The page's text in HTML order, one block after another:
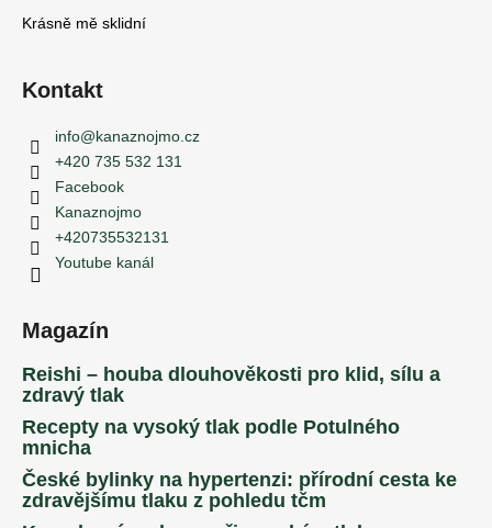
Krásně mě sklidní
Kontakt
info@kanaznojmo.cz
+420 735 532 131
Facebook
Kanaznojmo
+420735532131
Youtube kanál
Magazín
Reishi – houba dlouhověkosti pro klid, sílu a
zdravý tlak
Recepty na vysoký tlak podle Potulného
mnicha
České bylinky na hypertenzi: přírodní cesta ke
zdravějšímu tlaku z pohledu tčm